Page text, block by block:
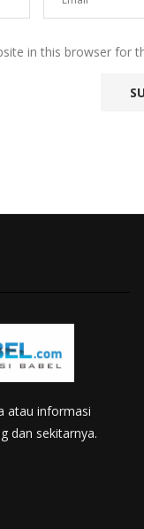
in this browser for
atau informasi
dan sekitarnya.